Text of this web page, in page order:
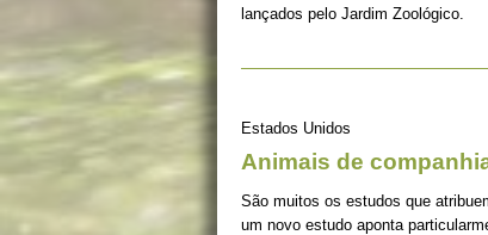
lançados pelo Jardim Zoológico.
Estados Unidos
Animais de
São muitos os estudos que
um novo estudo aponta